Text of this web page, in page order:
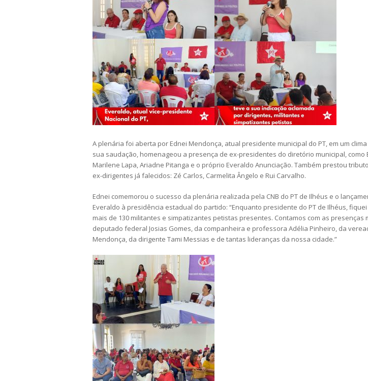
A plenária foi aberta por Ednei Mendonça, atual presidente municipal do PT, em um
sua saudação, homenageou a presença de ex-presidentes do diretório municipal, como
Marilene Lapa, Ariadne Pitanga e o próprio Everaldo Anunciação. Também prestou
ex-dirigentes já falecidos: Zé Carlos, Carmelita Ângelo e Rui Carvalho.
Ednei comemorou o sucesso da plenária realizada pela CNB do PT de Ilhéus e o
Everaldo à presidência estadual do partido: “Enquanto presidente do PT de Ilhéus,
mais de 130 militantes e simpatizantes petistas presentes. Contamos com as presenças
deputado federal Josias Gomes, da companheira e professora Adélia Pinheiro, da
Mendonça, da dirigente Tami Messias e de tantas lideranças da nossa cidade.”